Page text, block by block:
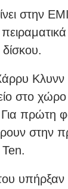
στην
δίσκου.
στο
πρώτη
στην
του